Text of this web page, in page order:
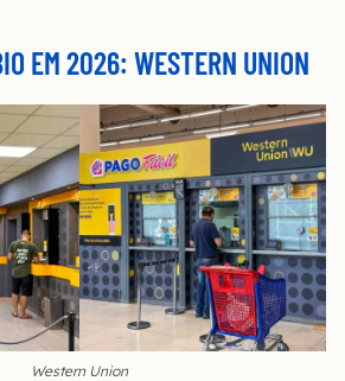
EM 2026: WESTERN UNION
Western Union